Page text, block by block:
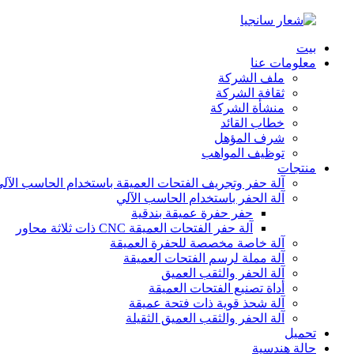
بيت
معلومات عنا
ملف الشركة
ثقافة الشركة
منشأة الشركة
خطاب القائد
شرف المؤهل
توظيف المواهب
منتجات
آلة حفر وتجريف الفتحات العميقة باستخدام الحاسب
آلة الحفر باستخدام الحاسب الآلي
حفر حفرة عميقة بندقية
آلة حفر الفتحات العميقة CNC ذات ثلاثة محاور
آلة خاصة مخصصة للحفرة العميقة
آلة مملة لرسم الفتحات العميقة
آلة الحفر والثقب العميق
أداة تصنيع الفتحات العميقة
آلة شحذ قوية ذات فتحة عميقة
آلة الحفر والثقب العميق الثقيلة
تحميل
حالة هندسية